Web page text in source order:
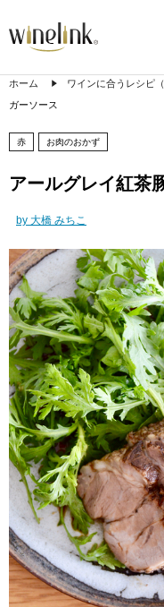
ホーム ワインに合うレシピ
ガーソース
赤 お肉のおかず
アールグレイ紅
by 大橋 みちこ